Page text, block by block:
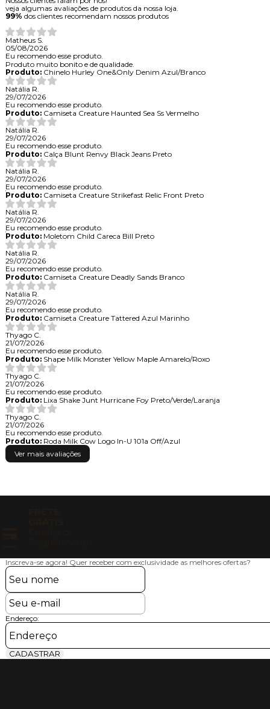
veja algumas avaliações de produtos da nossa loja.
99% dos clientes recomendam nossos produtos
Matheus S.
05/08/2026
Eu recomendo esse produto.
Produto muito bonito e de qualidade.
Produto:Chinelo Hurley One&Only Denim Azul/Branco
Natália R.
29/07/2026
Eu recomendo esse produto.
Produto:Camiseta Creature Haunted Sea Ss Vermelho
Natália R.
29/07/2026
Eu recomendo esse produto.
Produto:Calça Blunt Renvy Black Jeans Preto
Natália R.
29/07/2026
Eu recomendo esse produto.
Produto:Camiseta Creature Strikefast Relic Front Preto
Natália R.
29/07/2026
Eu recomendo esse produto.
Produto:Moletom Child Careca Bill Preto
Natália R.
29/07/2026
Eu recomendo esse produto.
Produto:Camiseta Creature Deadly Sands Branco
Natália R.
29/07/2026
Eu recomendo esse produto.
Produto:Camiseta Creature Tattered Azul Marinho
Thyago C.
21/07/2026
Eu recomendo esse produto.
Produto:Shape Milk Monster Yellow Maple Amarelo/Roxo
Thyago C.
21/07/2026
Eu recomendo esse produto.
Produto:Lixa Shake Junt Hurricane Foy Preto/Verde/Laranja
Thyago C.
21/07/2026
Eu recomendo esse produto.
Produto:Roda Milk Cow Logo In-U 101a Off/Azul
Ver mais avaliações
Inscreva-se agora! Quer receber com exclusividade as melhores ofertas?
Endereço:
CADASTRAR